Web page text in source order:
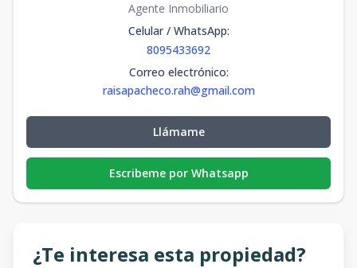
Agente Inmobiliario
Celular / WhatsApp:
8095433692
Correo electrónico:
raisapacheco.rah@gmail.com
Llámame
Escribeme por Whatsapp
¿Te interesa esta propiedad?